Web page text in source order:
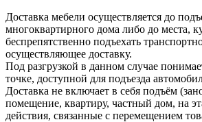
Доставка мебели осуществляется до
многоквартирного дома либо до места,
беспрепятственно подъехать
осуществляющее доставку.
Под разгрузкой в данном случае
точке, доступной для подъезда
Доставка не включает в себя подъём
помещение, квартиру, частный дом, на
действия, связанные с перемещением